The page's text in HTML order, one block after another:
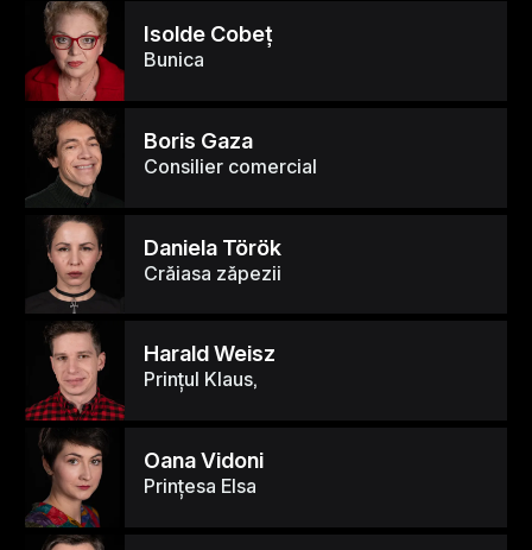
Isolde Cobeţ
Bunica
Boris Gaza
Consilier comercial
Daniela Török
Crăiasa zăpezii
Harald Weisz
Prințul Klaus,
Oana Vidoni
Prințesa Elsa